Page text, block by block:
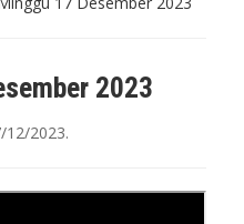
2023
12/2023.